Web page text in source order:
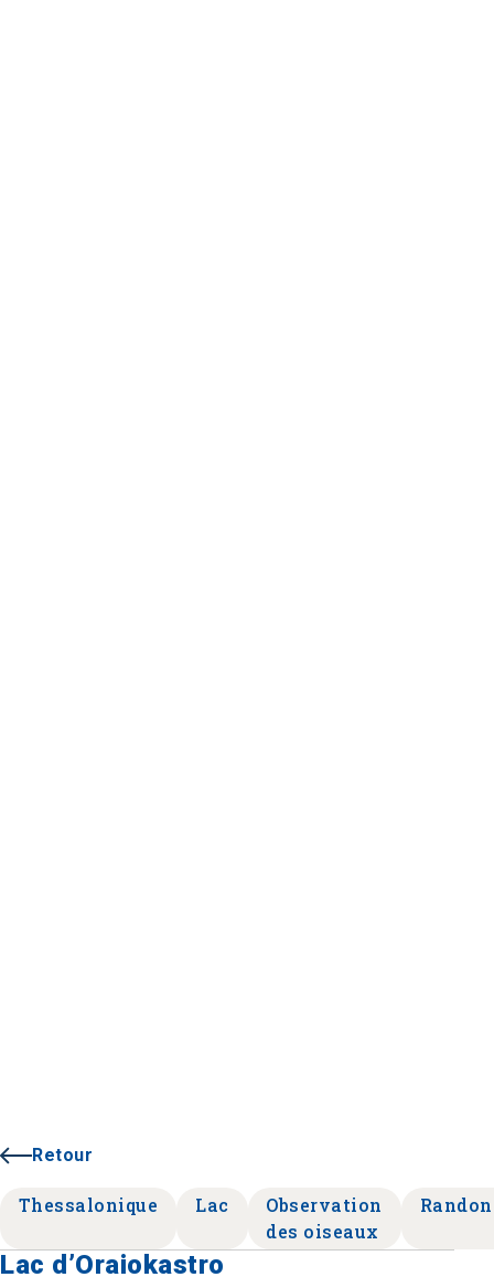
Retour
Thessalonique Lac
Observation
des oiseaux
Lac d’Oraiokastro